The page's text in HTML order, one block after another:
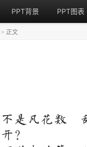
PPT背景 PPT图表
> 正文